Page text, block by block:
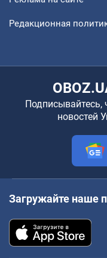
Редакционная
Подписывайтесь,
новостей
Загружайте наше